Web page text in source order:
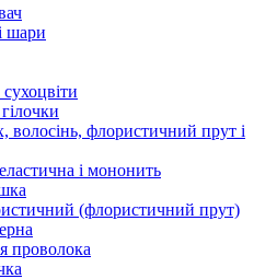
шари
волосінь, флористичний прут і
і мононить
(флористичний прут)
проволока